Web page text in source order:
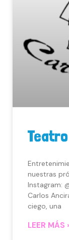
nuestras
Instagram:
Carlos
ciego, una
LEER MÁS